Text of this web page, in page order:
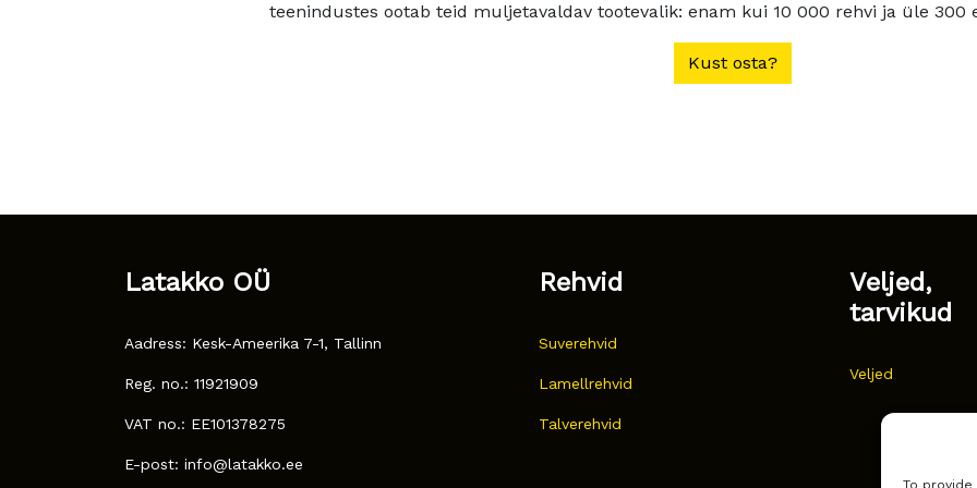
To
teenindustes ootab teid muljetavaldav tootevalik: enam kui 10 000 rehvi ja üle 300
Kust osta?
Latakko OÜ
Aadress: Kesk-Ameerika 7-1, Tallinn
Reg. no.: 11921909
VAT no.: EE101378275
E-post: info@latakko.ee
Rehvid
Suverehvid
Lamellrehvid
Talverehvid
Veljed,
tarvikud
Veljed